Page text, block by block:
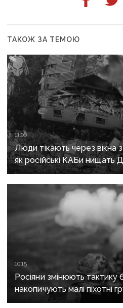
ТАКОЖ ЗА ТЕМОЮ
11:06
Люди тікають через вікна
як російські КАБи нищать
10:15
Росіяни змінюють тактику
накопичують малі піхотні
бронештурми та